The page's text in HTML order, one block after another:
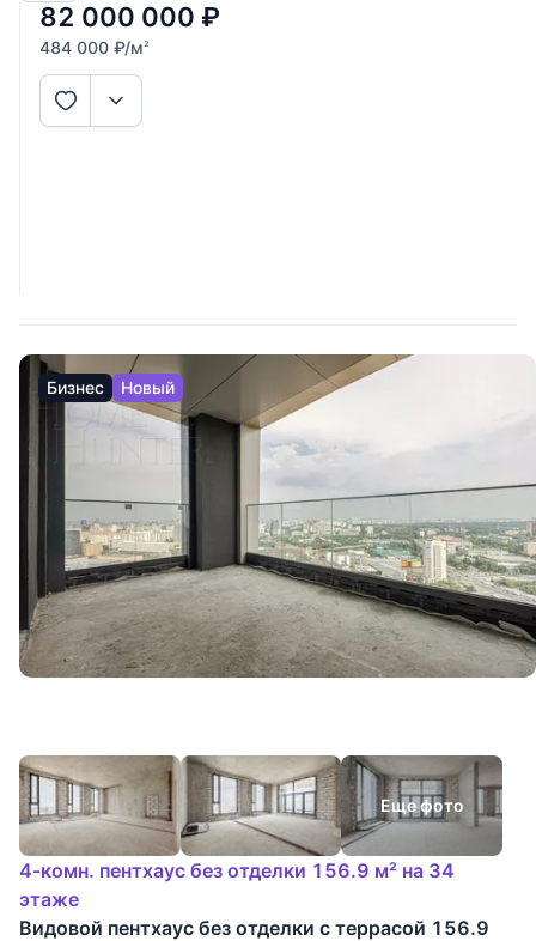
82 000 000 ₽
484 000 ₽/м2
Бизнес Новый
Еще фото
4-комн. пентхаус без отделки 156.9 м² на 34
этаже
Видовой пентхаус без отделки с террасой 156.9